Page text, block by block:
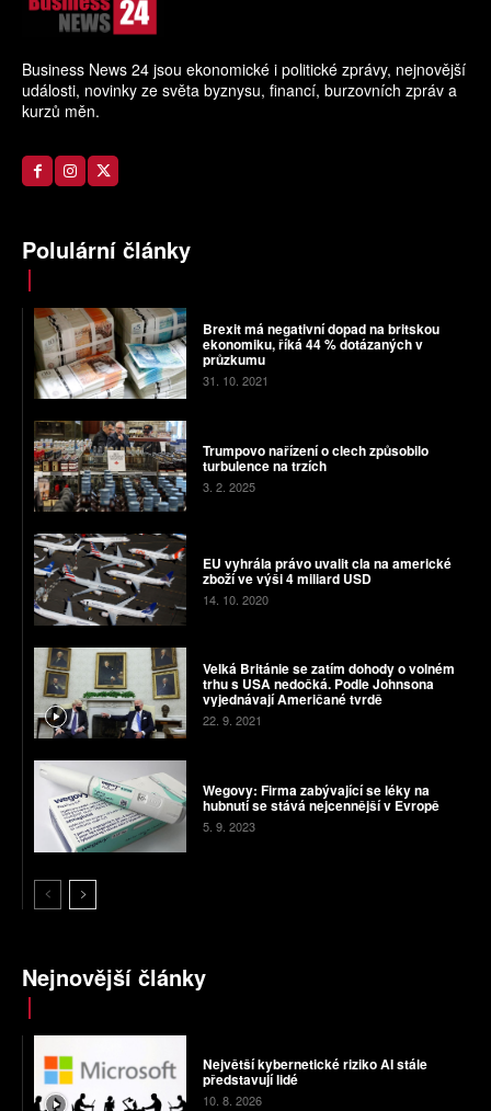
Business News 24 jsou ekonomické i politické zprávy, nejnovější
události, novinky ze světa byznysu, financí, burzovních zpráv a
kurzů měn.
Polulární články
Brexit má negativní dopad na britskou
ekonomiku, říká 44 % dotázaných v
průzkumu
31. 10. 2021
Trumpovo nařízení o clech způsobilo
turbulence na trzích
3. 2. 2025
EU vyhrála právo uvalit cla na americké
zboží ve výši 4 miliard USD
14. 10. 2020
Velká Británie se zatím dohody o volném
trhu s USA nedočká. Podle Johnsona
vyjednávají Američané tvrdě
22. 9. 2021
Wegovy: Firma zabývající se léky na
hubnutí se stává nejcennější v Evropě
5. 9. 2023
Nejnovější články
Největší kybernetické riziko AI stále
představují lidé
10. 8. 2026